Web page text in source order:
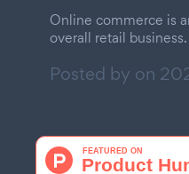
Online commerce is
overall retail business.
Posted by on